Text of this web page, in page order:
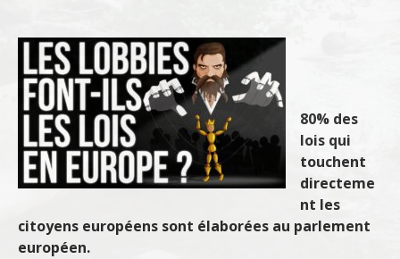
80% des
lois qui
touchent
directeme
nt les
citoyens européens sont élaborées au parlement
européen.